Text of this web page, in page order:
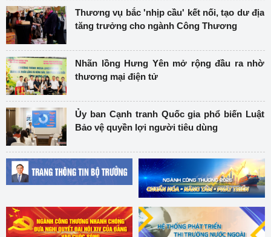
Thương vụ bắc 'nhịp cầu' kết nối, tạo dư địa
tăng trưởng cho ngành Công Thương
Nhãn lồng Hưng Yên mở rộng đầu ra nhờ
thương mại điện tử
Ủy ban Cạnh tranh Quốc gia phổ biến Luật
Bảo vệ quyền lợi người tiêu dùng